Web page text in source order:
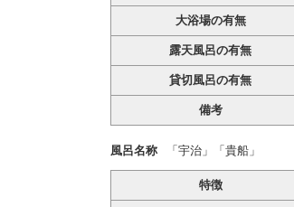
大浴場の有無
露天風呂の有無
貸切風呂の有無
備考
風呂名称 「宇治」「貴船」
特徴